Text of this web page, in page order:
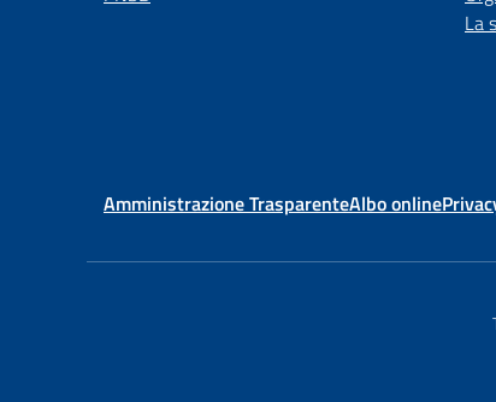
La
Amministrazione TrasparenteAlbo online